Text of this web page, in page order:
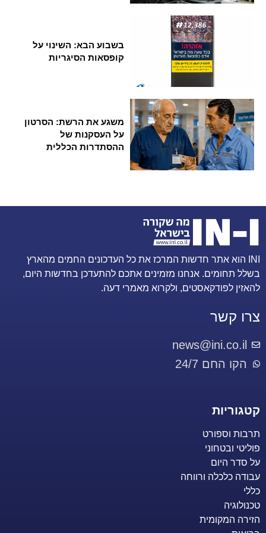
בשבוע הבא: השינוי על
קופסאות הסיגריות
משגע את הרשת: הסרטון
על העסקנות של
ההסתדרות הכללית
INI הוא אתר חדשות המרכז את כל העדכונים החמים מהארץ
בשלל תחומים. אנחנו מזמינים אתכם להתעדכן בחדשות היום,
להאזין לפודקאסטים, ולקרוא מאמרי דעה.
צרו קשר
news@ini.co.il
הקו החם 24/7
קטגוריות
תרבות וספורט
פוליטי ובטחוני
על סדר היום
עבודה כלכלה ורווחה
כללי
טכנולוגיה
הזירה המקומית